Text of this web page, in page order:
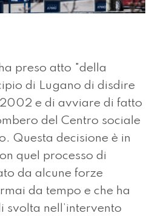
preso atto "della
di Lugano di disdire
e di avviare di fatto
del Centro sociale
Questa decisione è in
quel processo di
da alcune forze
da tempo e che ha
svolta nell’intervento